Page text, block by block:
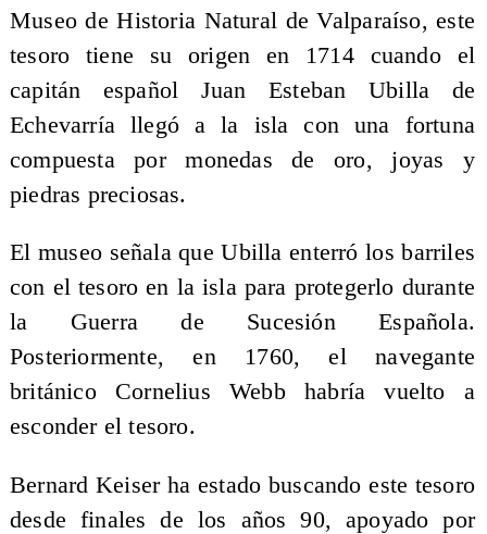
Museo de Historia Natural de Valparaíso, este
tesoro tiene su origen en 1714 cuando el
capitán español Juan Esteban Ubilla de
Echevarría llegó a la isla con una fortuna
compuesta por monedas de oro, joyas y
piedras preciosas.
El museo señala que Ubilla enterró los barriles
con el tesoro en la isla para protegerlo durante
la Guerra de Sucesión Española.
Posteriormente, en 1760, el navegante
británico Cornelius Webb habría vuelto a
esconder el tesoro.
Bernard Keiser ha estado buscando este tesoro
desde finales de los años 90, apoyado por